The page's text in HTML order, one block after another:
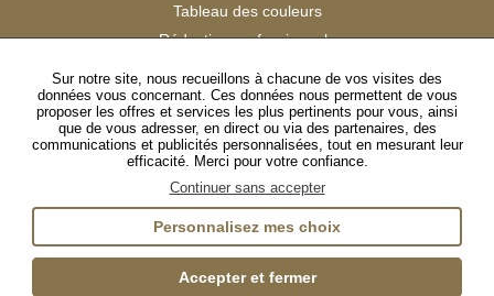
Tableau des couleurs
Réduction professionnels
Satisfaction Clients
SUIVEZ-NOUS
InstagramTikTokFacebookYouTubeLinkedIn
Gestion des cookies
Sur notre site, nous recueillons à chacune de vos visites des
données vous concernant. Ces données nous permettent de vous
proposer les offres et services les plus pertinents pour vous, ainsi
que de vous adresser, en direct ou via des partenaires, des
communications et publicités personnalisées, tout en mesurant leur
efficacité. Merci pour votre confiance.
Continuer sans accepter
Personnalisez mes choix
Accepter et fermer